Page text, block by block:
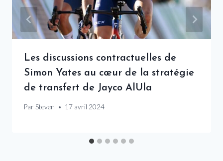
Les discussions contractuelles de
Simon Yates au cœur de la stratégie
de transfert de Jayco AlUla
Par Steven 17 avril 2024